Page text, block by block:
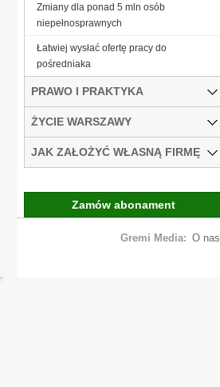
Zmiany dla ponad 5 mln osób
niepełnosprawnych
Łatwiej wysłać ofertę pracy do
pośredniaka
PRAWO I PRAKTYKA
ŻYCIE WARSZAWY
JAK ZAŁOŻYĆ WŁASNĄ FIRMĘ
Zamów abonament
Gremi Media: O nas